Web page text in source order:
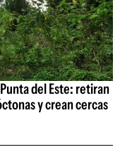
del Este: retiran
y crean cercas